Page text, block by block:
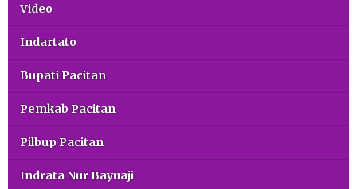
Video
Indartato
Bupati Pacitan
Pemkab Pacitan
Pilbup Pacitan
Indrata Nur Bayuaji